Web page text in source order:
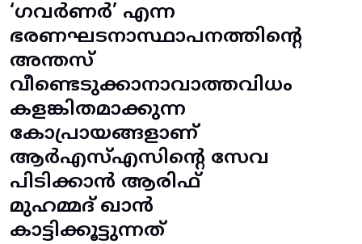
‘ഗവർണർ’ എന്ന
ഭരണഘടനാസ്ഥാപനത്തിന്റെ
അന്തസ്
വീണ്ടെടുക്കാനാവാത്തവിധം
കളങ്കിതമാക്കുന്ന
കോപ്രായങ്ങളാണ്
ആർഎസ്എസിന്റെ സേവ
പിടിക്കാൻ ആരിഫ്
മുഹമ്മദ് ഖാൻ
കാട്ടിക്കൂട്ടുന്നത്